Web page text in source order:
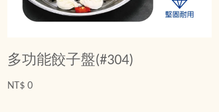
多功能餃子盤(#304)
NT$ 0